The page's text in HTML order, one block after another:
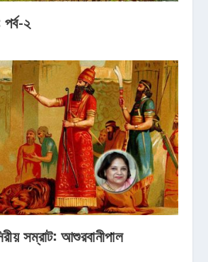
২
সম্রাট: আশুরবানীপাল